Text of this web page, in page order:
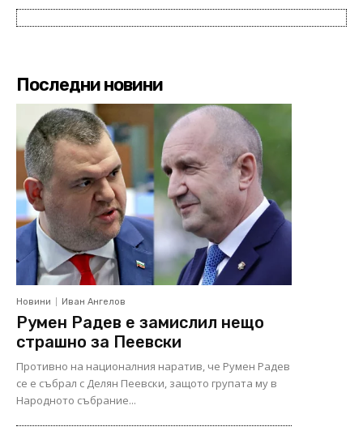
Последни новини
Новини Иван Ангелов
Румен Радев е замислил нещо
страшно за Пеевски
Противно на националния наратив, че Румен Радев
се е събрал с Делян Пеевски, защото групата му в
Народното събрание...